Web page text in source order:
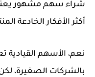
شراء سهم مشهور
أكثر الأفكار الخادعة
نعم، الأسهم القيادية
بالشركات الصغيرة،